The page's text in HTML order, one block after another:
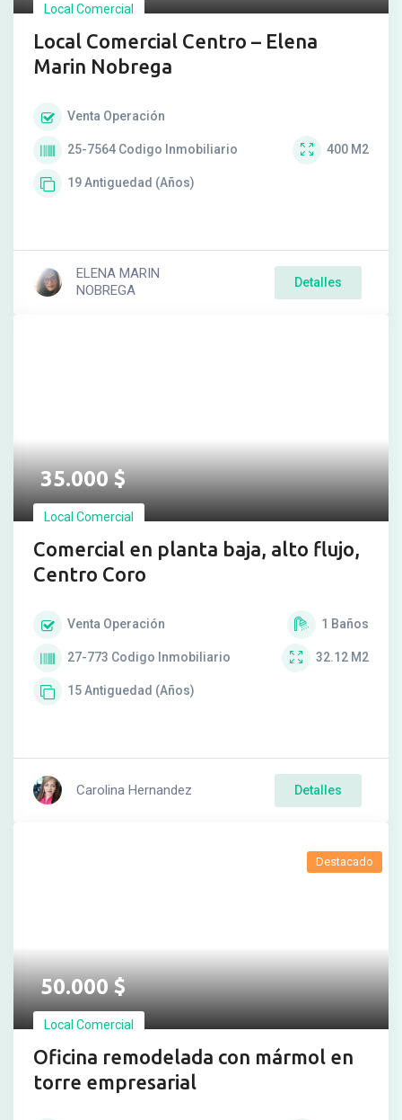
Local Comercial
Local Comercial Centro – Elena
Marin Nobrega
Venta Operación
25-7564 Codigo Inmobiliario 400 M2
19Antiguedad (Años)
ELENA MARIN
NOBREGA
Detalles
35.000$
Local Comercial
Comercial en planta baja, alto flujo,
Centro Coro
Venta Operación 1 Baños
27-773 Codigo Inmobiliario 32.12 M2
15Antiguedad (Años)
Carolina Hernandez Detalles
50.000$
Local Comercial
Oficina remodelada con mármol en
torre empresarial
Destacado